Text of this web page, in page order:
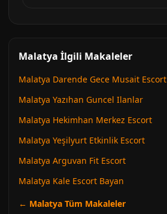
Malatya İlgili Makaleler
Malatya Darende Gece Musait Escort
Malatya Yazıhan Guncel Ilanlar
Malatya Hekimhan Merkez Escort
Malatya Yeşilyurt Etkinlik Escort
Malatya Arguvan Fit Escort
Malatya Kale Escort Bayan
← Malatya Tüm Makaleler